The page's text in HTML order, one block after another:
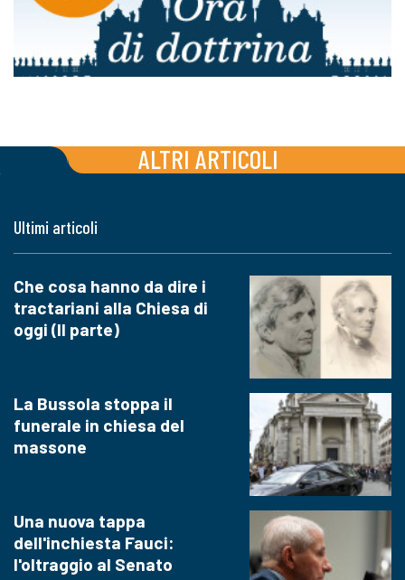
ALTRI ARTICOLI
Ultimi articoli
Che cosa hanno da dire i
tractariani alla Chiesa di
oggi (II parte)
La Bussola stoppa il
funerale in chiesa del
massone
Una nuova tappa
dell'inchiesta Fauci:
l'oltraggio al Senato